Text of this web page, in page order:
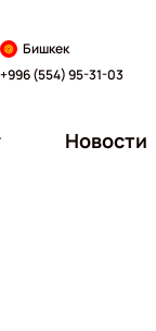
Бишкек
+996 (554) 95-31-03
Новости